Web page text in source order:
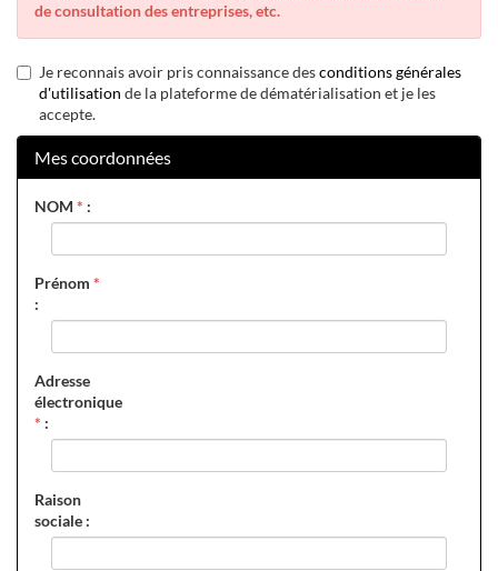
de consultation des entreprises, etc.
Je reconnais avoir pris connaissance desconditions générales
d'utilisation de la plateforme de dématérialisation et je les
accepte.
Mes coordonnées
NOM * :
Prénom *
:
Adresse
électronique
* :
Raison
sociale :